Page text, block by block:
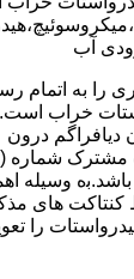
را ﺑﻪ اﺗﻤﺎم
ﻫﯿﺪرواﺳﺘﺎت
دﯾﺎﻓﺮاﮔﻢ درون
وسیله
ﮐﻨﺘﺎﮐﺖ ﻫﺎی
را